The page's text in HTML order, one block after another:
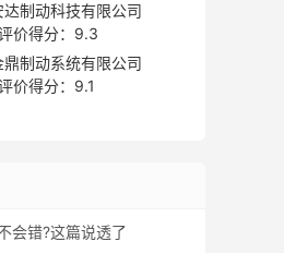
制动科技有限公司
得分：9.3
制动系统有限公司
得分：9.1
会错?这篇说透了